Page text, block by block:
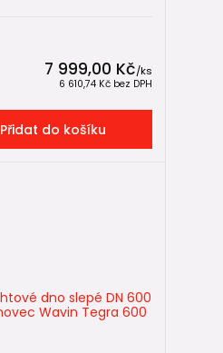
7 999,00 Kč/ks
6 610,74 Kč bez DPH
Přidat do košíku